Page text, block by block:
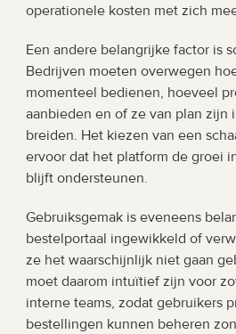
operationele kosten met zich
Een andere belangrijke factor is
Bedrijven moeten overwegen
momenteel bedienen, hoeveel
aanbieden en of ze van plan zijn
breiden. Het kiezen van een
ervoor dat het platform de groei
blijft ondersteunen.
Gebruiksgemak is eveneens
bestelportaal ingewikkeld of
ze het waarschijnlijk niet gaan
moet daarom intuïtief zijn voor
interne teams, zodat gebruikers
bestellingen kunnen beheren